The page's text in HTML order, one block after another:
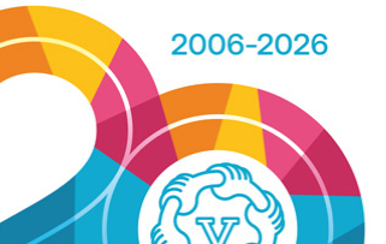
che terrà comunque conto, ai fini della
dalla squadra vincitrice del ricorso